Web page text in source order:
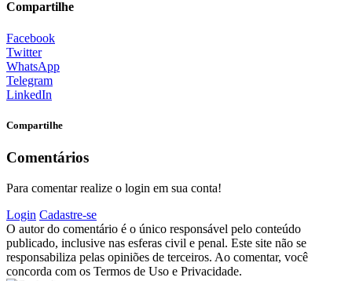
Compartilhe
Facebook
Twitter
WhatsApp
Telegram
LinkedIn
Compartilhe
Comentários
Para comentar realize o login em sua conta!
Login Cadastre-se
O autor do comentário é o único responsável pelo conteúdo
publicado, inclusive nas esferas civil e penal. Este site não se
responsabiliza pelas opiniões de terceiros. Ao comentar, você
concorda com os Termos de Uso e Privacidade.